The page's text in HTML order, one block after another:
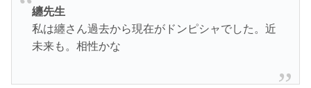
纏先生
私は纏さん過去から現在がドンピシャでした。近
未来も。相性かな